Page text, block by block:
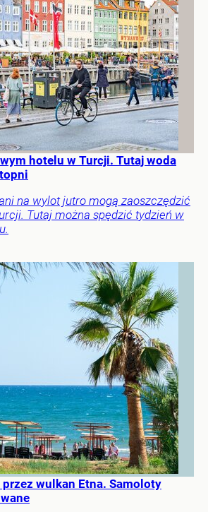
hotelu w Turcji. Tutaj woda
na wylot jutro mogą zaoszczędzić
Tutaj można spędzić tydzień w
wulkan Etna. Samoloty